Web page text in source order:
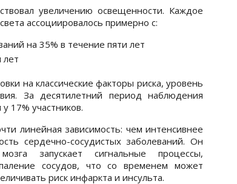
увеличению освещенности. Каждое
ассоциировалось примерно с:
на 35% в течение пяти лет
лет
на классические факторы риска, уровень
За десятилетний период наблюдения
17% участников.
линейная зависимость: чем интенсивнее
сердечно-сосудистых заболеваний. Он
запускает сигнальные процессы,
сосудов, что со временем может
риск инфаркта и инсульта.